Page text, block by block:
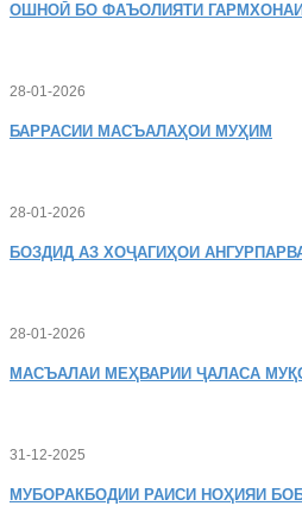
ОШНОӢ БО ФАЪОЛИЯТИ
28-01-2026
БАРРАСИИ МАСЪАЛАҲОИ МУҲИМ
28-01-2026
БОЗДИД АЗ ХОҶАГИҲОИ
28-01-2026
МАСЪАЛАИ МЕҲВАРИИ ҶАЛАСА
31-12-2025
МУБОРАКБОДИИ РАИСИ НОҲИЯИ